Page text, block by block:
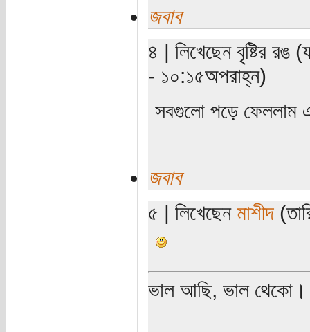
জবাব
৪ | লিখেছেন বৃষ্টির রঙ
- ১০:১৫অপরাহ্ন)
সবগুলো পড়ে ফেললাম
জবাব
৫ | লিখেছেন মাশীদ
ভাল আছি, ভাল থেকো।